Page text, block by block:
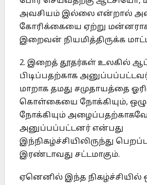
அவசியம் இல்லை என்றால்
கோரிக்கையை ஏற்று
இறைவன் நியமித்திருக்க
2. இறைத் தூதர்கள் உலகில்
பிடிப்பதற்காக
மாறாக தமது சமுதாயத்தை
கொள்கையை நோக்கியும்,
நோக்கியும்
அனுப்பப்பட்டனர் என்பது
இந்நிகழ்ச்சியிலிருந்து
இரண்டாவது சட்டமாகும்.
ஏனெனில் இந்த நிகழ்ச்சியில்